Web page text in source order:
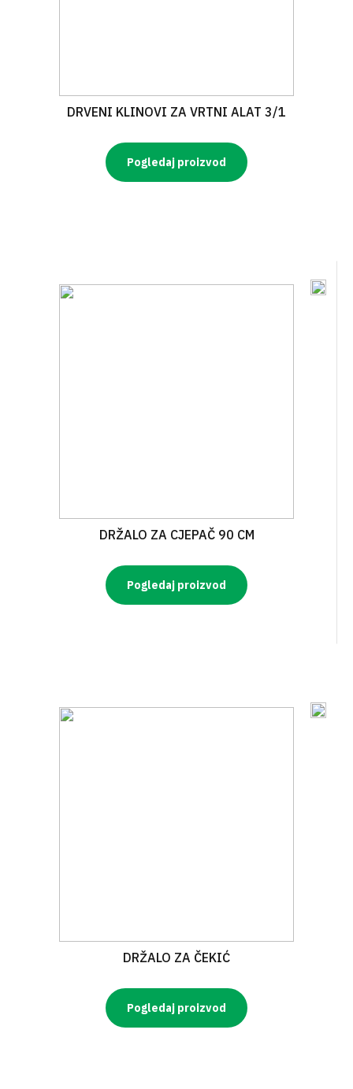
DRVENI KLINOVI ZA VRTNI ALAT 3/1
Pogledaj proizvod
DRŽALO ZA CJEPAČ 90 CM
Pogledaj proizvod
DRŽALO ZA ČEKIĆ
Pogledaj proizvod